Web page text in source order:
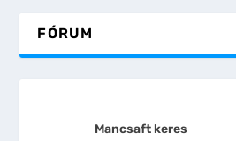
FÓRUM
Mancsaft keres